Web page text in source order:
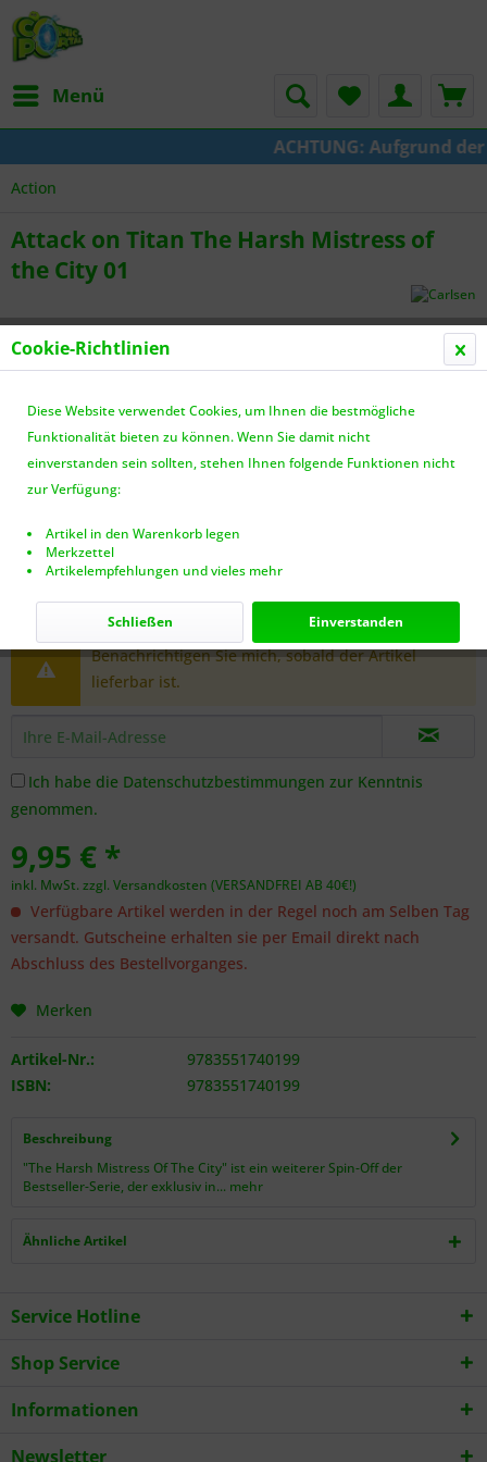
Menü
ACHTUNG: Aufgrund
Action
Attack on Titan The Harsh Mistress of
the City 01
Dieser Artikel steht derzeit nicht zur Verfügung!
Benachrichtigen Sie mich, sobald der Artikel
lieferbar ist.
Ich habe die Datenschutzbestimmungen zur Kenntnis
genommen.
9,95 € *
inkl. MwSt. zzgl. Versandkosten (VERSANDFREI AB 40€!)
Verfügbare Artikel werden in der Regel noch am Selben Tag
versandt. Gutscheine erhalten sie per Email direkt nach
Abschluss des Bestellvorganges.
Merken
Artikel-Nr.:
9783551740199
ISBN:
9783551740199
Beschreibung
"The Harsh Mistress Of The City" ist ein weiterer Spin-Off der
Bestseller-Serie, der exklusiv in... mehr
Ähnliche Artikel
Service Hotline
Shop Service
Informationen
Newsletter
Cookie-Richtlinien
Diese Website verwendet Cookies, um Ihnen die bestmögliche
Funktionalität bieten zu können. Wenn Sie damit nicht
einverstanden sein sollten, stehen Ihnen folgende Funktionen nicht
zur Verfügung:
Artikel in den Warenkorb legen
Merkzettel
Artikelempfehlungen und vieles mehr
Einverstanden
Schließen